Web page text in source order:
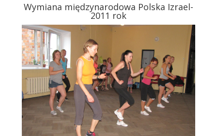
Wymiana międzynarodowa Polska Izrael-
2011 rok